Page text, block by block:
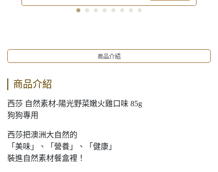
商品介紹
商品介紹
西莎 自然素材-陽光野菜嫩火雞口味 85g
狗狗專用
西莎把澳洲大自然的
「美味」、「營養」、「健康」
裝進自然素材餐盒裡！